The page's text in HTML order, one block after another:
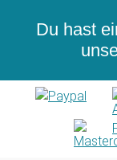
Du hast